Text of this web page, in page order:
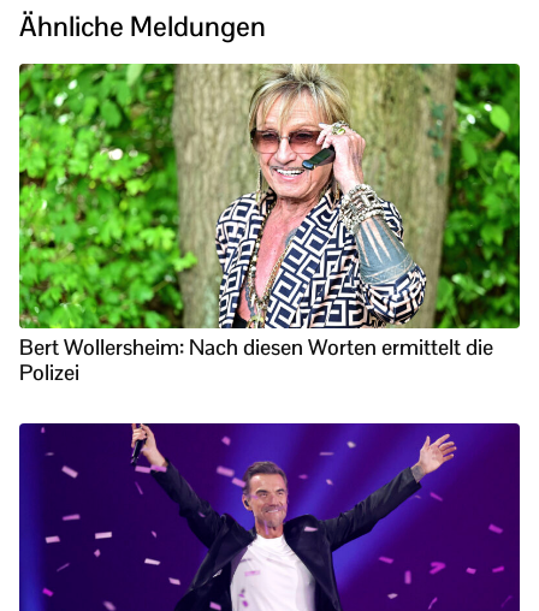
Ähnliche Meldungen
Bert Wollersheim: Nach diesen Worten ermittelt die
Polizei